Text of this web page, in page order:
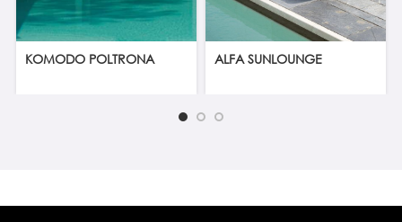
KOMODO POLTRONA ALFA SUNLOUNGE